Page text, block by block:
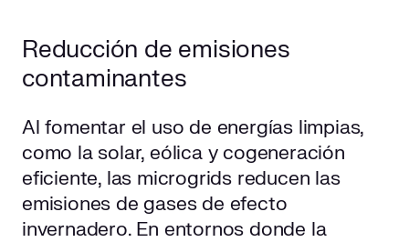
Reducción de emisiones
contaminantes
Al fomentar el uso de energías limpias,
como la solar, eólica y cogeneración
eficiente, las microgrids reducen las
emisiones de gases de efecto
invernadero. En entornos donde la